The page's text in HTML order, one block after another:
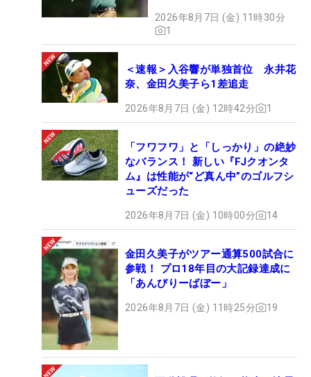
2026年8月7日 (金) 11時30分
1
＜速報＞入谷響が単独首位 永井花
奈、金田久美子ら1差追走
2026年8月7日 (金) 12時42分 1
「フワフワ」と「しっかり」の絶妙
なバランス！ 新しい『FJクオンタ
ム』は性能が“ど真ん中”のゴルフシ
ューズだった
2026年8月7日 (金) 10時00分 14
金田久美子がツアー通算500試合に
参戦！ プロ18年目の大記録達成に
「あんびりーばぼー」
2026年8月7日 (金) 11時25分 19